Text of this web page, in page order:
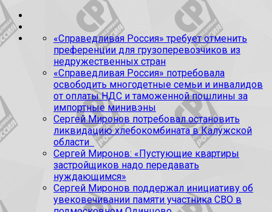
«Справедливая Россия» требует отменить
преференции для грузоперевозчиков из
недружественных стран
«Справедливая Россия» потребовала
освободить многодетные семьи и инвалидов
от оплаты НДС и таможенной пошлины за
импортные минивэны
Сергей Миронов потребовал остановить
ликвидацию хлебокомбината в Калужской
области
Сергей Миронов: «Пустующие квартиры
застройщиков надо передавать
нуждающимся»
Сергей Миронов поддержал инициативу об
увековечивании памяти участника СВО в